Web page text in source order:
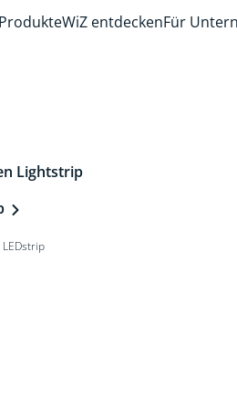
ProdukteWiZ entdeckenFür
Lightstrip